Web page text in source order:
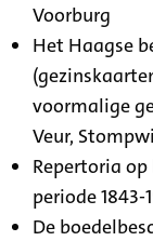
Voorburg
Het Haagse
voormalige
Veur,
Repertoria
periode 1843-
De